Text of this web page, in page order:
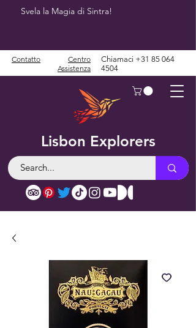
Svela la Magia di Sintra!
Lisbon Explorers
Contatto
Centro
Assistenza
Chiamaci +31 85 064
4504